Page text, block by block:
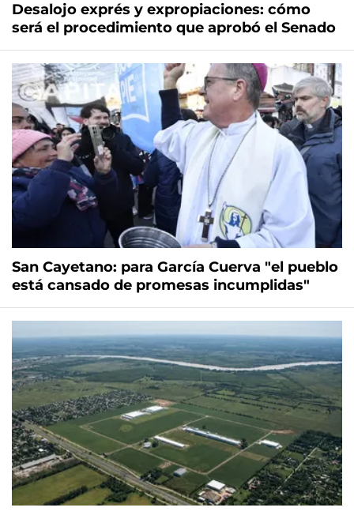
Desalojo exprés y expropiaciones: cómo
será el procedimiento que aprobó el Senado
San Cayetano: para García Cuerva "el pueblo
está cansado de promesas incumplidas"